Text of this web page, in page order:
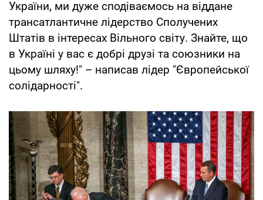
України, ми дуже сподіваємось на віддане
трансатлантичне лідерство Сполучених
Штатів в інтересах Вільного світу. Знайте, що
в Україні у вас є добрі друзі та союзники на
цьому шляху!" – написав лідер "Європейської
солідарності".